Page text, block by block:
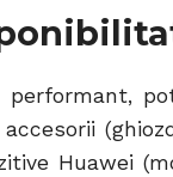
Huawei